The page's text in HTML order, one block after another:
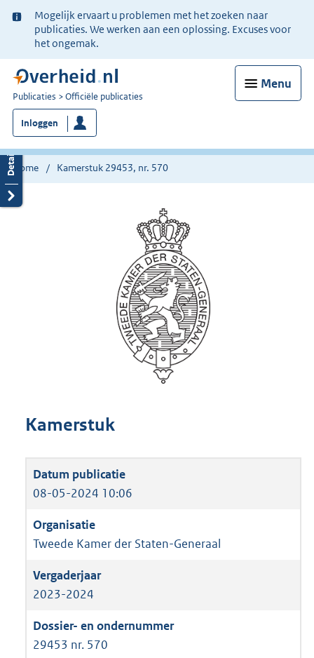
Ter
informatie:
Mogelijk ervaart u problemen met het zoeken naar
publicaties. We werken aan een oplossing. Excuses voor
het ongemak.
Menu
U
bent
nu
hier:
Publicaties Officiële publicaties
Inloggen
Home Kamerstuk 29453, nr. 570
Kamerstuk
08-05-2024 10:06
Tweede Kamer der Staten-Generaal
2023-2024
29453 nr. 570